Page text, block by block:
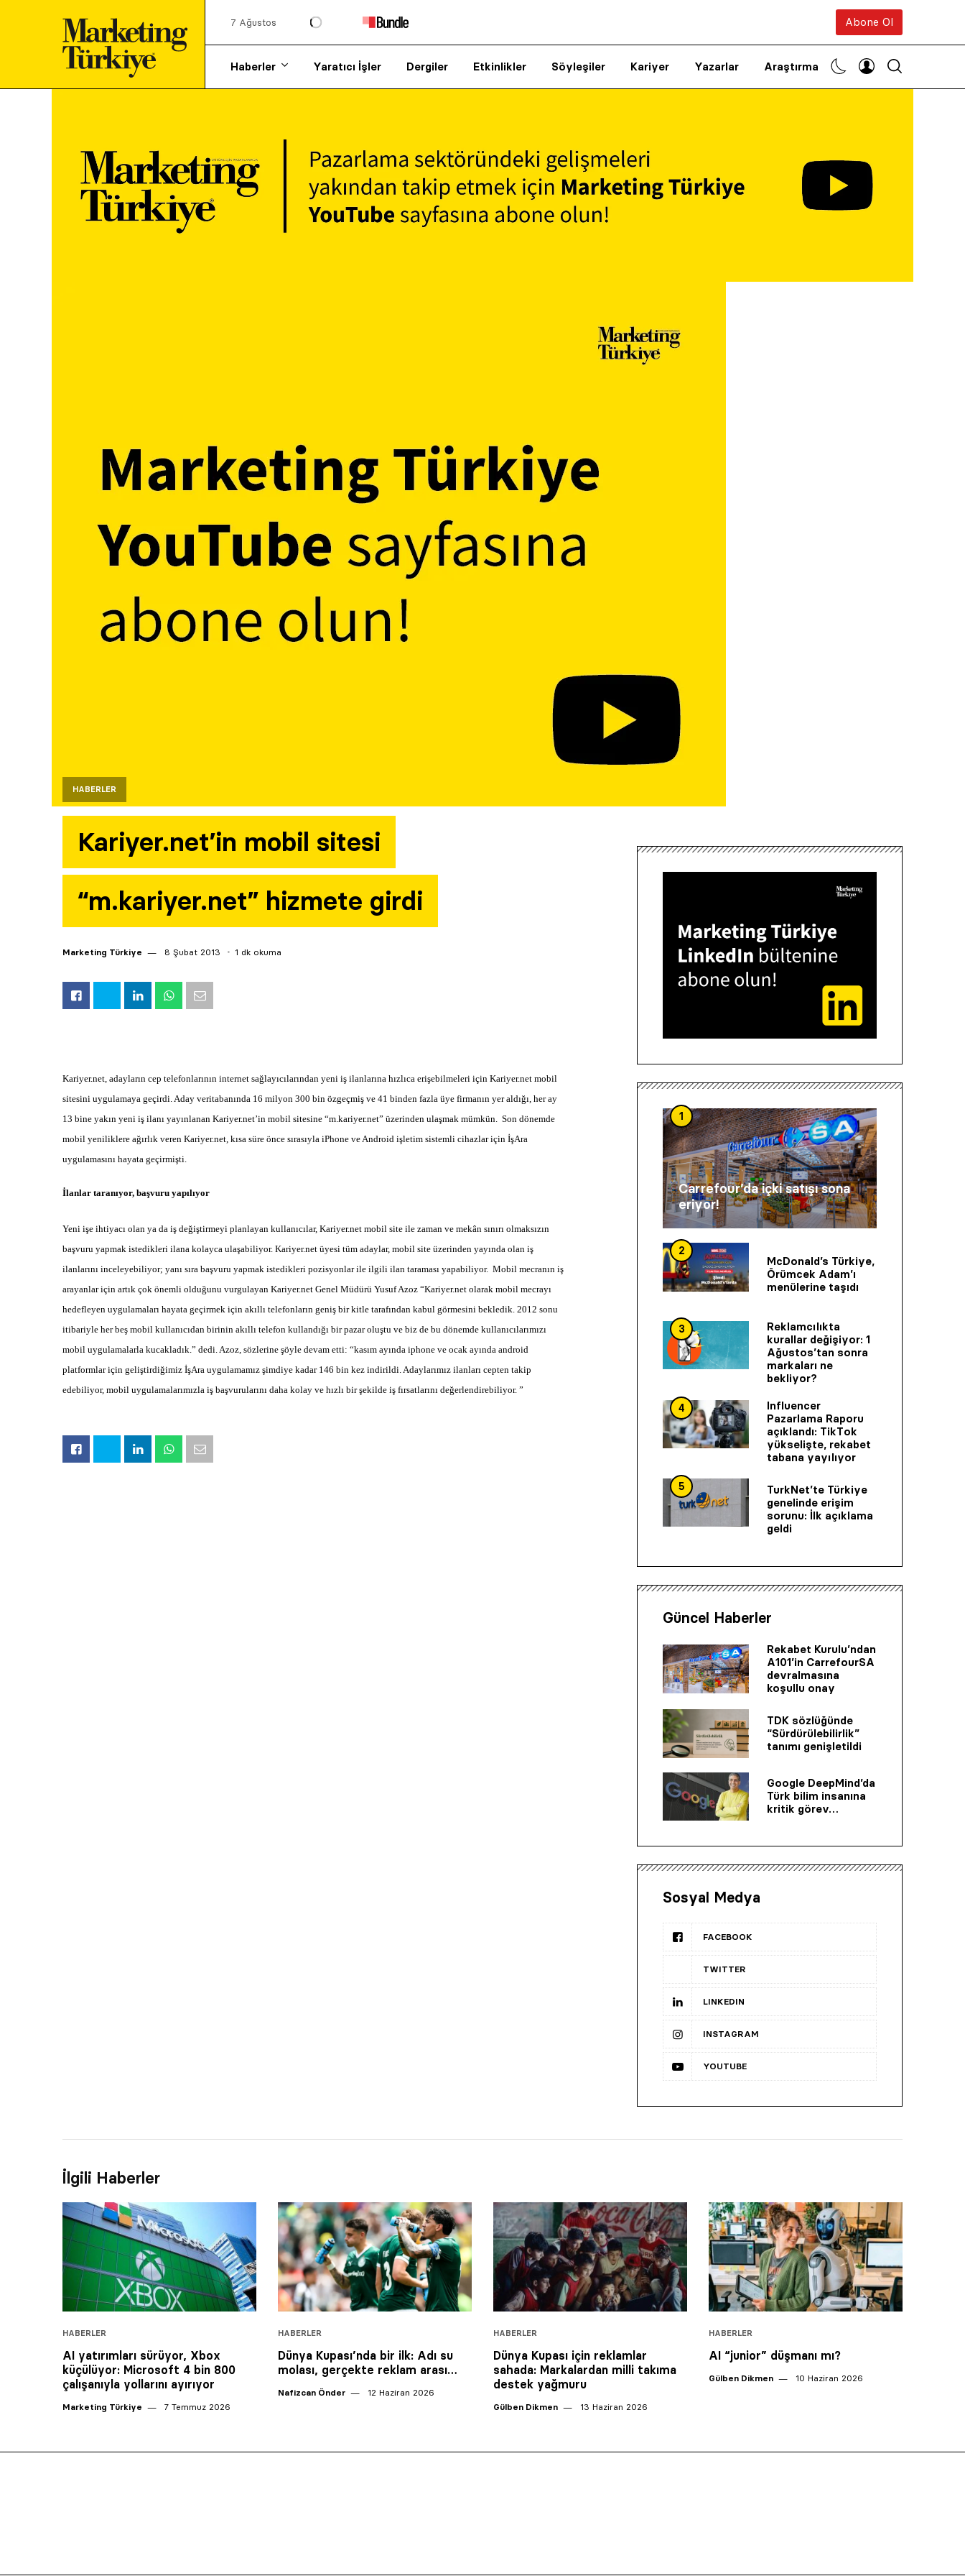
7 Ağustos Abone Ol
Haberler Yaratıcı İşler Dergiler Etkinlikler Söyleşiler Kariyer Yazarlar Araştırma
HABERLER
Kariyer.net’in mobil sitesi
“m.kariyer.net” hizmete girdi
Marketing Türkiye 8 Şubat 2013 1 dk okuma
Kariyer.net, adayların cep telefonlarının internet sağlayıcılarından yeni iş ilanlarına hızlıca erişebilmeleri için Kariyer.net mobil
sitesini uygulamaya geçirdi. Aday veritabanında 16 milyon 300 bin özgeçmiş ve 41 binden fazla üye firmanın yer aldığı, her ay
13 bine yakın yeni iş ilanı yayınlanan Kariyer.net’in mobil sitesine “m.kariyer.net” üzerinden ulaşmak mümkün. Son dönemde
mobil yeniliklere ağırlık veren Kariyer.net, kısa süre önce sırasıyla iPhone ve Android işletim sistemli cihazlar için İşAra
uygulamasını hayata geçirmişti.
İlanlar taranıyor, başvuru yapılıyor
Yeni işe ihtiyacı olan ya da iş değiştirmeyi planlayan kullanıcılar, Kariyer.net mobil site ile zaman ve mekân sınırı olmaksızın
başvuru yapmak istedikleri ilana kolayca ulaşabiliyor. Kariyer.net üyesi tüm adaylar, mobil site üzerinden yayında olan iş
ilanlarını inceleyebiliyor; yanı sıra başvuru yapmak istedikleri pozisyonlar ile ilgili ilan taraması yapabiliyor. Mobil mecranın iş
arayanlar için artık çok önemli olduğunu vurgulayan Kariyer.net Genel Müdürü Yusuf Azoz “Kariyer.net olarak mobil mecrayı
hedefleyen uygulamaları hayata geçirmek için akıllı telefonların geniş bir kitle tarafından kabul görmesini bekledik. 2012 sonu
itibariyle her beş mobil kullanıcıdan birinin akıllı telefon kullandığı bir pazar oluştu ve biz de bu dönemde kullanıcılarımızı
mobil uygulamalarla kucakladık.” dedi. Azoz, sözlerine şöyle devam etti: “kasım ayında iphone ve ocak ayında android
platformlar için geliştirdiğimiz İşAra uygulamamız şimdiye kadar 146 bin kez indirildi. Adaylarımız ilanları cepten takip
edebiliyor, mobil uygulamalarımızla iş başvurularını daha kolay ve hızlı bir şekilde iş fırsatlarını değerlendirebiliyor. ”
1
Carrefour’da içki satışı sona
eriyor!
2
McDonald’s Türkiye,
Örümcek Adam’ı
menülerine taşıdı
3
Reklamcılıkta
kurallar değişiyor: 1
Ağustos’tan sonra
markaları ne
bekliyor?
4
Influencer
Pazarlama Raporu
açıklandı: TikTok
yükselişte, rekabet
tabana yayılıyor
5
TurkNet’te Türkiye
genelinde erişim
sorunu: İlk açıklama
geldi
Güncel Haberler
Rekabet Kurulu’ndan
A101’in CarrefourSA
devralmasına
koşullu onay
TDK sözlüğünde
“Sürdürülebilirlik”
tanımı genişletildi
Google DeepMind’da
Türk bilim insanına
kritik görev…
Sosyal Medya
FACEBOOK
TWITTER
LINKEDIN
INSTAGRAM
YOUTUBE
İlgili Haberler
HABERLER
AI yatırımları sürüyor, Xbox
küçülüyor: Microsoft 4 bin 800
çalışanıyla yollarını ayırıyor
Marketing Türkiye 7 Temmuz 2026
HABERLER
Dünya Kupası’nda bir ilk: Adı su
molası, gerçekte reklam arası…
Nafizcan Önder 12 Haziran 2026
HABERLER
Dünya Kupası için reklamlar
sahada: Markalardan milli takıma
destek yağmuru
Gülben Dikmen 13 Haziran 2026
HABERLER
AI “junior” düşmanı mı?
Gülben Dikmen 10 Haziran 2026